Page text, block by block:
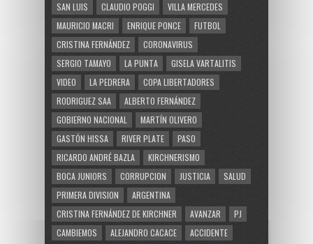
SAN LUIS
CLAUDIO POGGI
VILLA MERCEDES
MAURICIO MACRI
ENRIQUE PONCE
FUTBOL
CRISTINA FERNÁNDEZ
CORONAVIRUS
SERGIO TAMAYO
LA PUNTA
GISELA VARTALITIS
VIDEO
LA PEDRERA
COPA LIBERTADORES
RODRIGUEZ SAA
ALBERTO FERNÁNDEZ
GOBIERNO NACIONAL
MARTÍN OLIVERO
GASTÓN HISSA
RIVER PLATE
PASO
RICARDO ANDRÉ BAZLA
KIRCHNERISMO
BOCA JUNIORS
CORRUPCION JUSTICIA
SALUD
PRIMERA DIVISION
ARGENTINA
CRISTINA FERNÁNDEZ DE KIRCHNER
AVANZAR
PJ
CAMBIEMOS
ALEJANDRO CACACE ACCIDENTE